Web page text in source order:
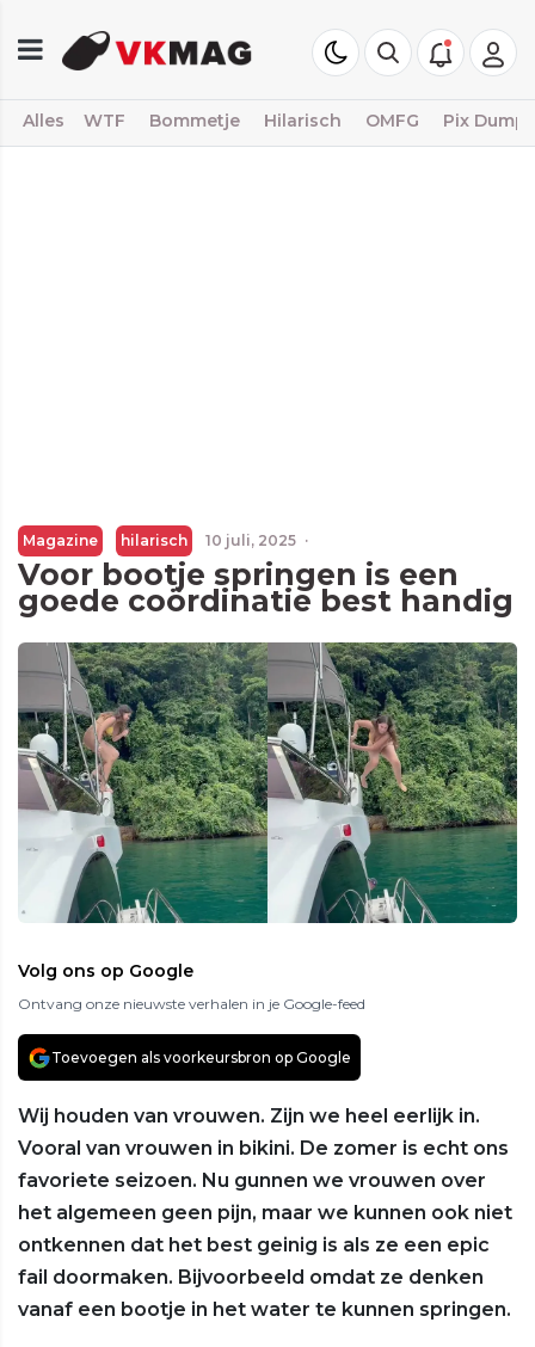
Alles WTF Bommetje Hilarisch OMFG Pix Dump
Magazine hilarisch 10 juli, 2025 ·
Voor bootje springen is een
goede coördinatie best handig
Volg ons op Google
Ontvang onze nieuwste verhalen in je Google-feed
Toevoegen als voorkeursbron op Google
Wij houden van vrouwen. Zijn we heel eerlijk in.
Vooral van vrouwen in bikini. De zomer is echt ons
favoriete seizoen. Nu gunnen we vrouwen over
het algemeen geen pijn, maar we kunnen ook niet
ontkennen dat het best geinig is als ze een epic
fail doormaken. Bijvoorbeeld omdat ze denken
vanaf een bootje in het water te kunnen springen.